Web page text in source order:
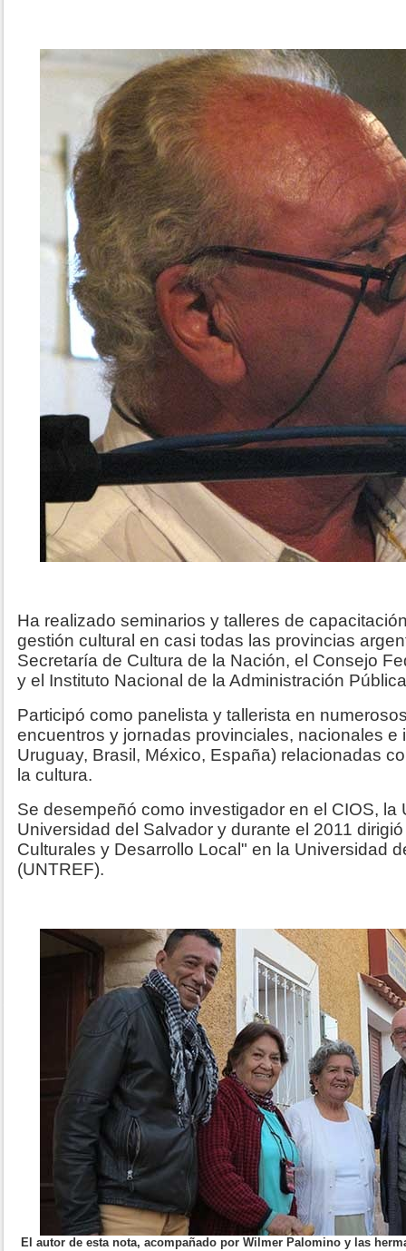
Ha realizado seminarios y talleres de
gestión cultural en casi todas las provincias
Secretaría de Cultura de la Nación, el Consejo
y el Instituto Nacional de la Administración
Participó como panelista y tallerista en
encuentros y jornadas provinciales, nacionales e
Uruguay, Brasil, México, España) relacionadas
la cultura.
Se desempeñó como investigador en el CIOS, la
Universidad del Salvador y durante el 2011
Culturales y Desarrollo Local" en la Universidad
(UNTREF).
El autor de esta nota, acompañado por Wilmer Palomino y las